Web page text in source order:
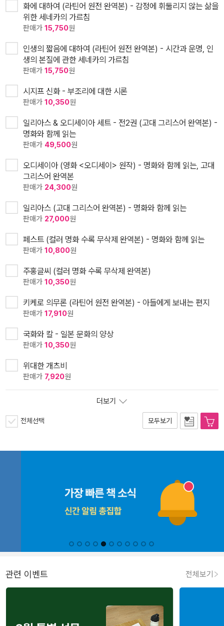
화에 대하여 (라틴어 원전 완역본) - 감정에 휘둘리지 않는 삶을
위한 세네카의 가르침
판매가 15,750원
인생의 짧음에 대하여 (라틴어 원전 완역본) - 시간과 운명, 인
생의 본질에 관한 세네카의 가르침
판매가 15,750원
시지프 신화 - 부조리에 대한 시론
판매가 10,350원
일리아스 & 오디세이아 세트 - 전2권 (고대 그리스어 완역본) -
명화와 함께 읽는
판매가 49,500원
오디세이아 (영화 <오디세이> 원작) - 명화와 함께 읽는, 고대
그리스어 완역본
판매가 24,300원
일리아스 (고대 그리스어 완역본) - 명화와 함께 읽는
판매가 27,000원
페스트 (컬러 명화 수록 무삭제 완역본) - 명화와 함께 읽는
판매가 10,800원
주홍글씨 (컬러 명화 수록 무삭제 완역본)
판매가 10,350원
키케로 의무론 (라틴어 원전 완역본) - 아들에게 보내는 편지
판매가 17,910원
국화와 칼 - 일본 문화의 양상
판매가 10,350원
위대한 개츠비
판매가 7,920원
더보기
전체선택 모두보기
관련 이벤트 전체보기